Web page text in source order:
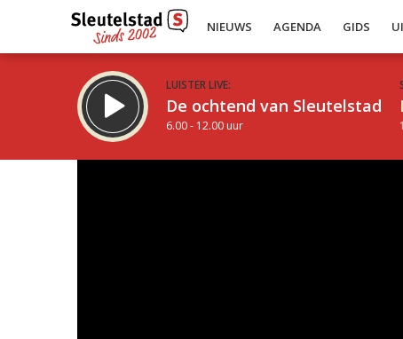
NIEUWS AGENDA GIDS
LUISTER LIVE:
De ochtend van Sleutelstad
6.00 - 12.00 uur